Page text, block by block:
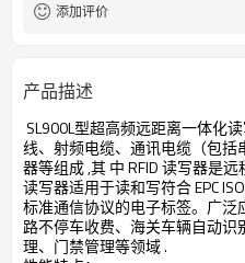
添加评价
产品描述
SL900L型超高频远距离一体化
线、射频电缆、通讯电缆（包
器等组成 ,其 中 RFID 读写器是
读写器适用于读和写符合 EPC
标准通信协议的电子标签。广
路不停车收费、海关车辆自动
理、门禁管理等领域 .